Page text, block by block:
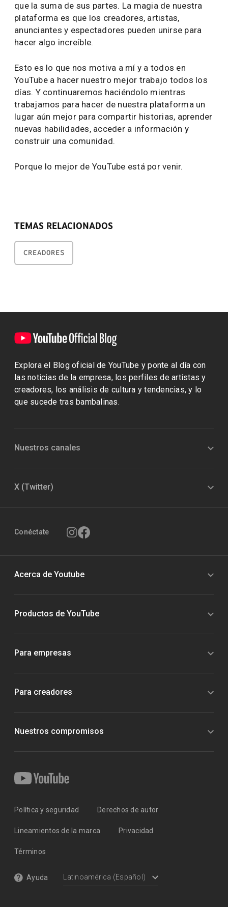
que la suma de sus partes. La magia de nuestra
plataforma es que los creadores, artistas,
anunciantes y espectadores pueden unirse para
hacer algo increíble.
Esto es lo que nos motiva a mí y a todos en
YouTube a hacer nuestro mejor trabajo todos los
días. Y continuaremos haciéndolo mientras
trabajamos para hacer de nuestra plataforma un
lugar aún mejor para compartir historias, aprender
nuevas habilidades, acceder a información y
construir una comunidad.
Porque lo mejor de YouTube está por venir.
TEMAS RELACIONADOS
CREADORES
Explora el Blog oficial de YouTube y ponte al día con
las noticias de la empresa, los perfiles de artistas y
creadores, los análisis de cultura y tendencias, y lo
que sucede tras bambalinas.
Nuestros canales
X (Twitter)
Conéctate
Acerca de Youtube
Productos de YouTube
Para empresas
Para creadores
Nuestros compromisos
Política y seguridad Derechos de autor
Lineamientos de la marca Privacidad
Términos
Ayuda